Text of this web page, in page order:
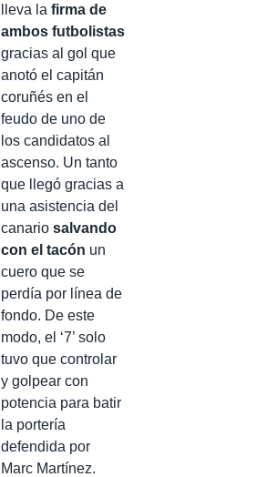
lleva la firma de
ambos futbolistas
gracias al gol que
anotó el capitán
coruñés en el
feudo de uno de
los candidatos al
ascenso. Un tanto
que llegó gracias a
una asistencia del
canario salvando
con el tacón un
cuero que se
perdía por línea de
fondo. De este
modo, el ‘7’ solo
tuvo que controlar
y golpear con
potencia para batir
la portería
defendida por
Marc Martínez.